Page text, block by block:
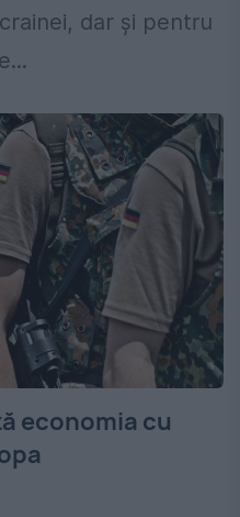
dar și pentru
economia cu